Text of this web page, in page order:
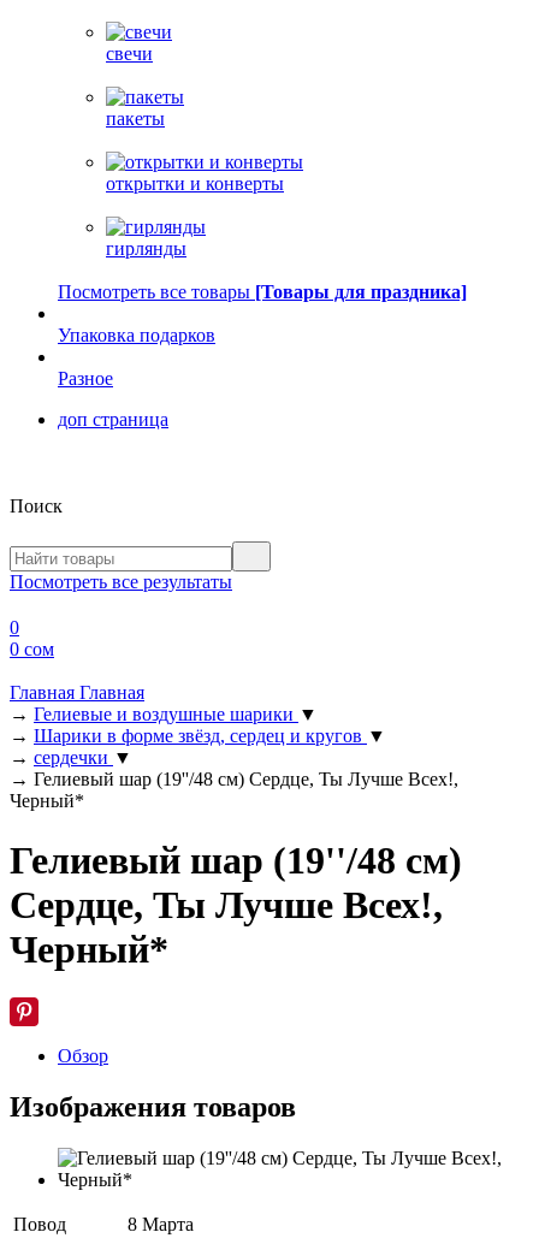
свечи
пакеты
открытки и конверты
гирлянды
Посмотреть все товары [Товары для праздника]
Упаковка подарков
Разное
доп страница
Поиск
Посмотреть все результаты
0
0 сом
Главная Главная
→ Гелиевые и воздушные шарики ▼
→ Шарики в форме звёзд, сердец и кругов ▼
→ сердечки ▼
→ Гелиевый шар (19''/48 см) Сердце, Ты Лучше Всех!,
Черный*
Гелиевый шар (19''/48 см)
Сердце, Ты Лучше Всех!,
Черный*
Обзор
Изображения товаров
Повод
8 Марта